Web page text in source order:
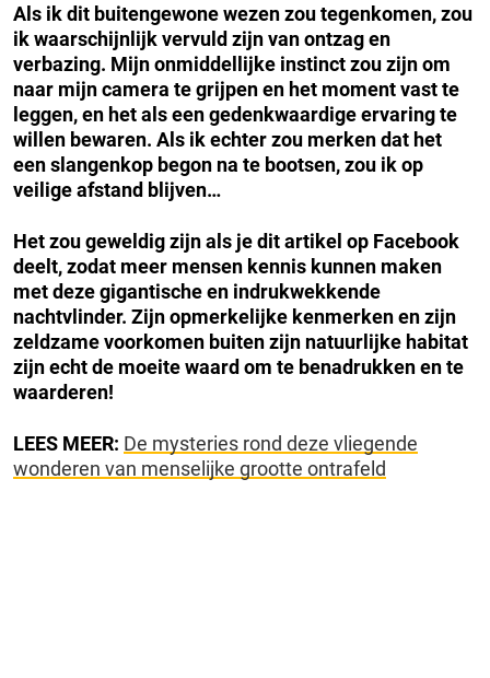
Als ik dit buitengewone wezen zou tegenkomen, zou
ik waarschijnlijk vervuld zijn van ontzag en
verbazing. Mijn onmiddellijke instinct zou zijn om
naar mijn camera te grijpen en het moment vast te
leggen, en het als een gedenkwaardige ervaring te
willen bewaren. Als ik echter zou merken dat het
een slangenkop begon na te bootsen, zou ik op
veilige afstand blijven…
Het zou geweldig zijn als je dit artikel op Facebook
deelt, zodat meer mensen kennis kunnen maken
met deze gigantische en indrukwekkende
nachtvlinder. Zijn opmerkelijke kenmerken en zijn
zeldzame voorkomen buiten zijn natuurlijke habitat
zijn echt de moeite waard om te benadrukken en te
waarderen!
LEES MEER: De mysteries rond deze vliegende
wonderen van menselijke grootte ontrafeld